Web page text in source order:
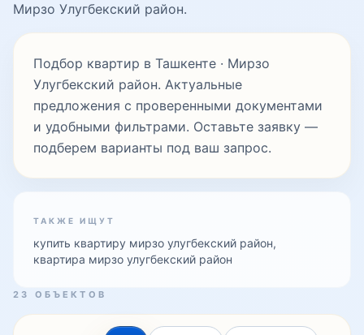
Олтинтепа
Паркентская
Паркентский
Сайрам
Мирзо Улугбекский район.
Подбор квартир в Ташкенте · Мирзо
Улугбекский район. Актуальные
предложения с проверенными документами
и удобными фильтрами. Оставьте заявку —
подберем варианты под ваш запрос.
ТАКЖЕ ИЩУТ
купить квартиру мирзо улугбекский район,
квартира мирзо улугбекский район
23 ОБЪЕКТОВ